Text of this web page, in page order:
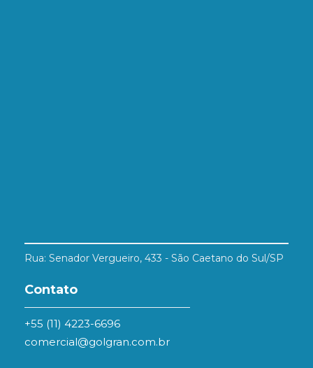
Rua: Senador Vergueiro, 433 - São Caetano do Sul/SP
Contato
+55 (11) 4223-6696
comercial@golgran.com.br